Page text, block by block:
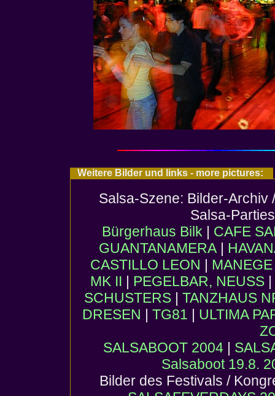
Weitere Bilder und links - more pictures:
Salsa-Szene: Bilder-
Salsa-
Bürgerhaus Bilk | CAFE
GUANTANAMERA|
CASTILLO LEON |
MK II | PEGELBAR, NEUSS |
SCHUSTERS| TANZHAUS
DRESEN | TG81 | ULTIMA
SALSABOOT 2004|
Salsaboot 19.8.
Bilder des Festivals /